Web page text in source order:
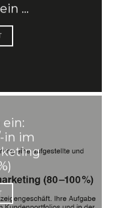
…
in im